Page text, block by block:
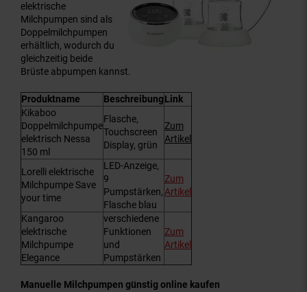
elektrische
Milchpumpen sind als
Doppelmilchpumpen
erhältlich, wodurch du
gleichzeitig beide
Brüste abpumpen kannst.
Produktname BeschreibungLink
Kikaboo
Doppelmilchpumpe
elektrisch Nessa
150 ml
Flasche,
Touchscreen
Display, grün
Zum
Artikel
Lorelli elektrische
Milchpumpe Save
your time
LED-Anzeige,
9
Pumpstärken,
Flasche blau
Zum
Artikel
Kangaroo
elektrische
Milchpumpe
Elegance
verschiedene
Funktionen
und
Pumpstärken
Zum
Artikel
Manuelle Milchpumpen günstig online kaufen